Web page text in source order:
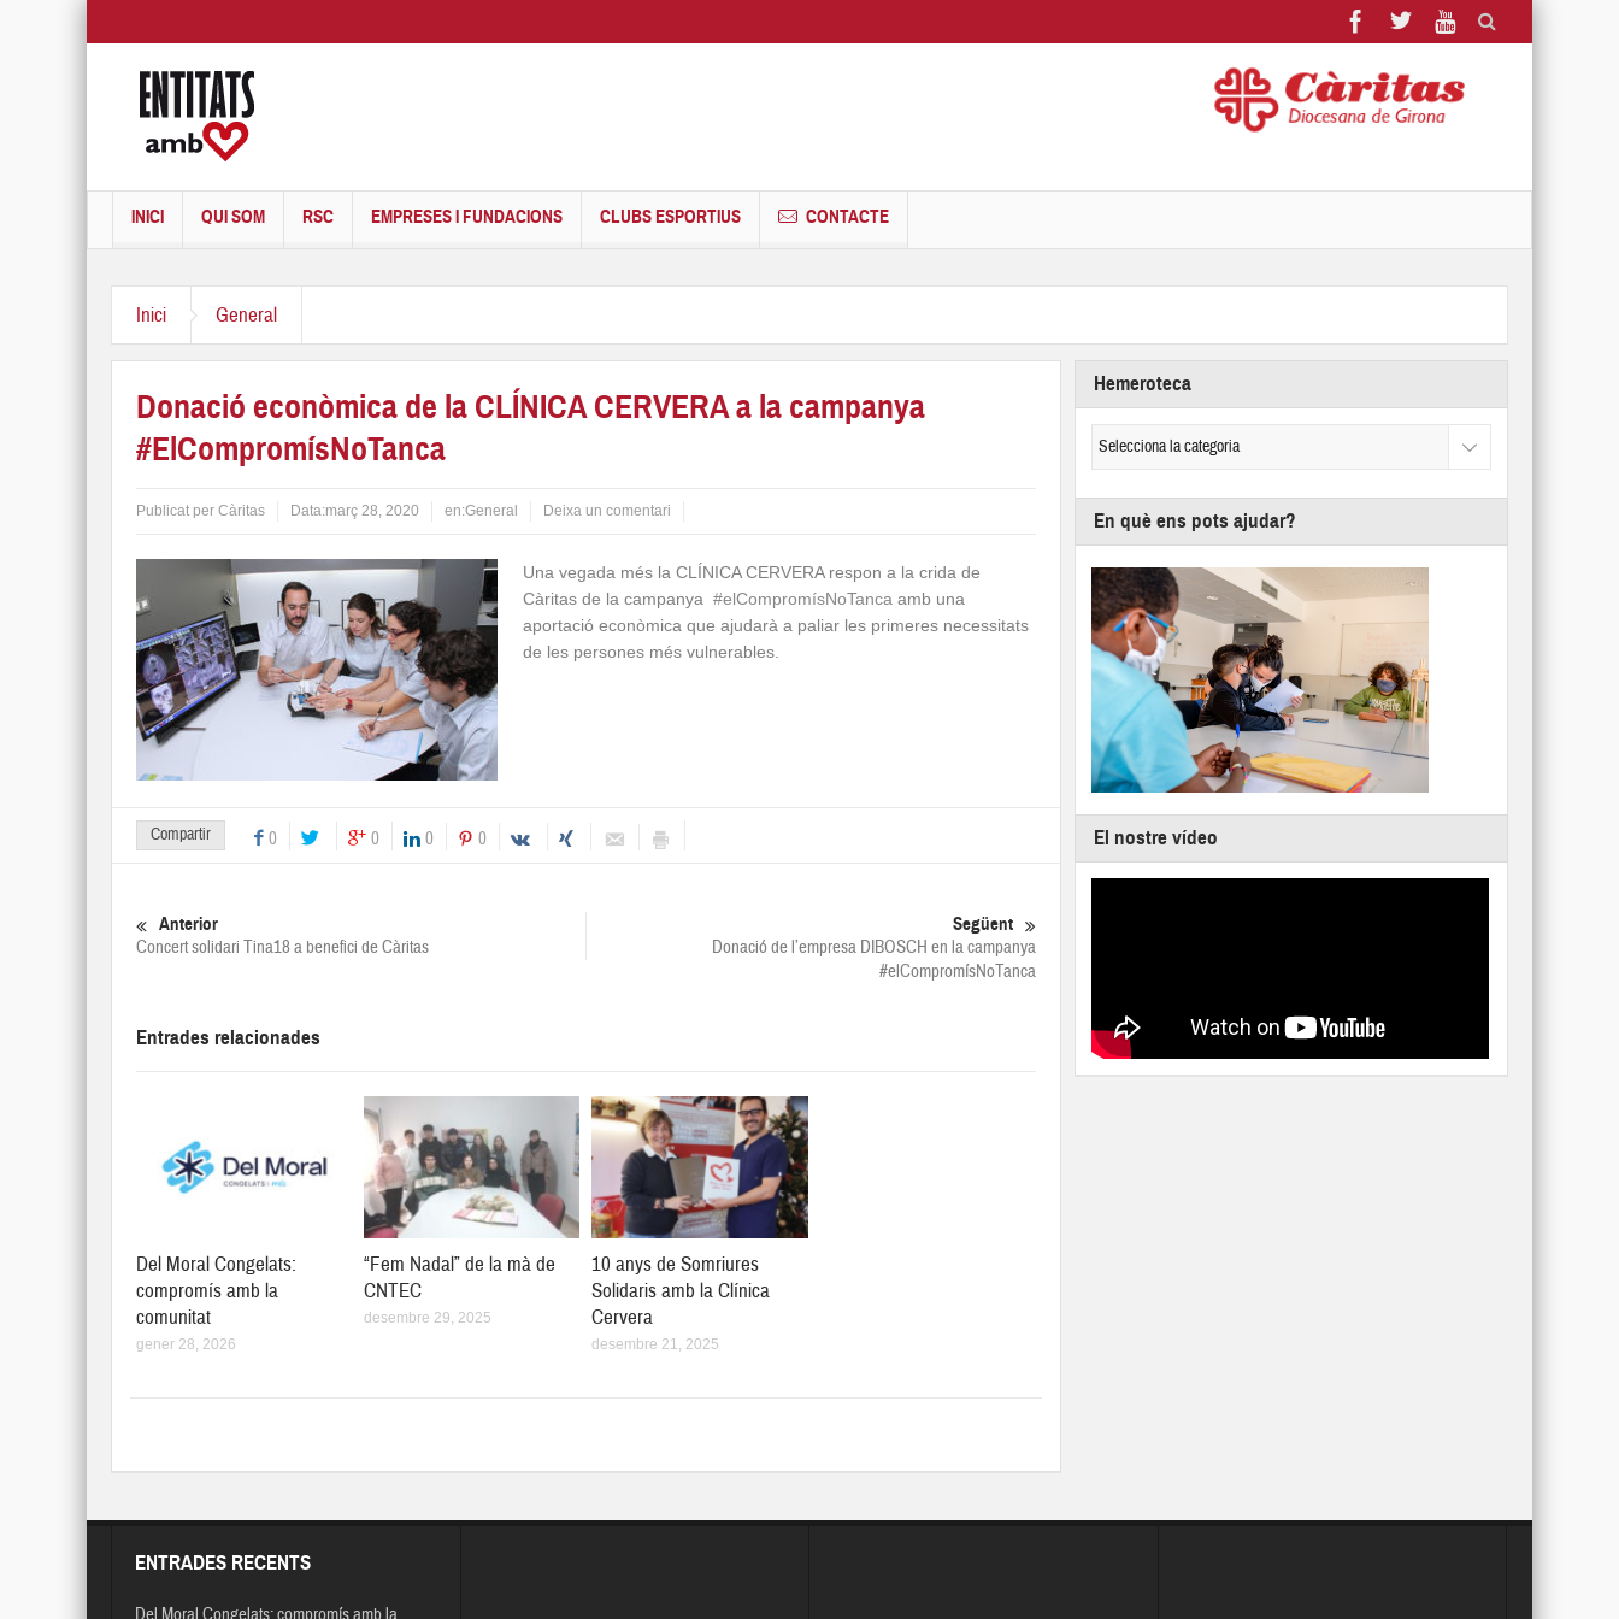
INICI QUI SOM RSC EMPRESES I FUNDACIONS CLUBS ESPORTIUS CONTACTE
Inici General
Donació econòmica de la CLÍNICA CERVERA a la campanya
#ElCompromísNoTanca
Publicat per Càritas Data:març 28, 2020 en:General Deixa un comentari
Una vegada més la CLÍNICA CERVERA respon a la crida de
Càritas de la campanya #elCompromísNoTanca amb una
aportació econòmica que ajudarà a paliar les primeres necessitats
de les persones més vulnerables.
Compartir 0 0 0 0
Anterior
Concert solidari Tina18 a benefici de Càritas
Següent
Donació de l’empresa DIBOSCH en la campanya
#elCompromísNoTanca
Entrades relacionades
Del Moral Congelats:
compromís amb la
comunitat
gener 28, 2026
“Fem Nadal” de la mà de
CNTEC
desembre 29, 2025
10 anys de Somriures
Solidaris amb la Clínica
Cervera
desembre 21, 2025
Hemeroteca
En què ens pots ajudar?
El nostre vídeo
ENTRADES RECENTS